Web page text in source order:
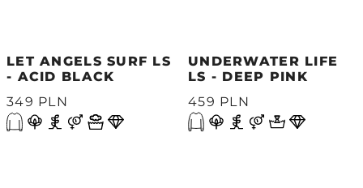
LET ANGELS SURF LS
- ACID BLACK
349 PLN
UNDERWATER LIFE
LS - DEEP PINK
459 PLN